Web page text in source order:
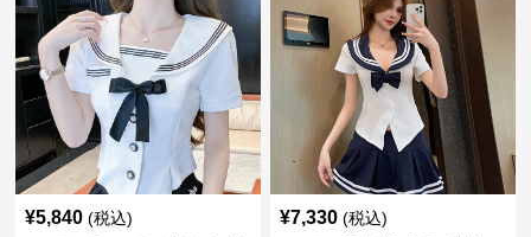
¥5,840 (税込) ¥7,330 (税込)